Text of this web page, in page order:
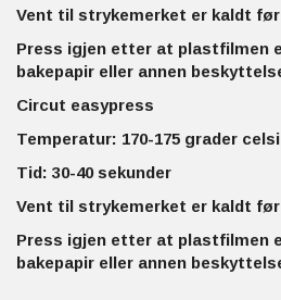
Vent til strykemerket er kaldt
Press igjen etter at plastfilmen
bakepapir eller annen
Circut easypress
Temperatur: 170-175 grader
Tid: 30-40 sekunder
Vent til strykemerket er kaldt
Press igjen etter at plastfilmen
bakepapir eller annen